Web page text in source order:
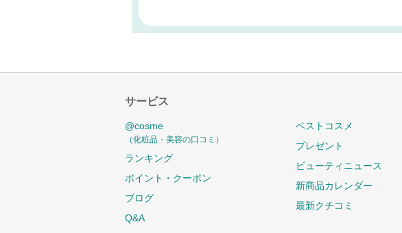
サービス
@cosme
（化粧品・美容の口コミ）
ランキング
ポイント・クーポン
ブログ
Q&A
ベストコスメ
プレゼント
ビューティニュース
新商品カレンダー
最新クチコミ